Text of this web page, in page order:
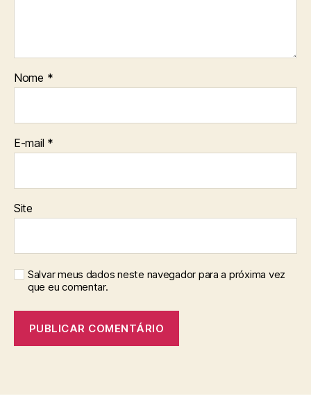
Nome *
E-mail *
Site
Salvar meus dados neste navegador para a próxima vez
que eu comentar.